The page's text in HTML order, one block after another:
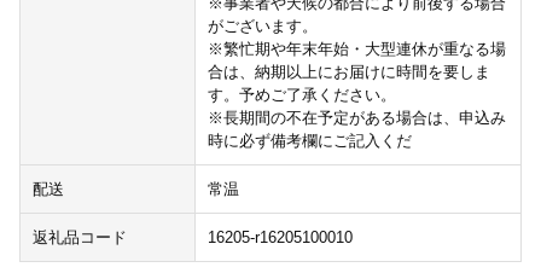
がございます。
※繁忙期や年末年始・大型連休が重なる場
合は、納期以上にお届けに時間を要しま
す。予めご了承ください。
※長期間の不在予定がある場合は、申込み
時に必ず備考欄にご記入くだ
配送 常温
返礼品コード 16205-r16205100010